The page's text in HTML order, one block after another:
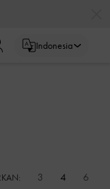
Indonesia
3 4 6